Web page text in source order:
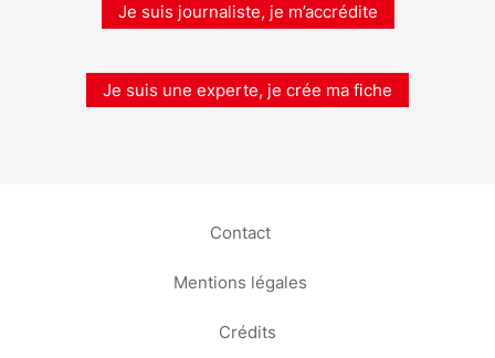
Je suis journaliste, je m’accrédite
Je suis une experte, je crée ma fiche
Contact
Mentions légales
Crédits